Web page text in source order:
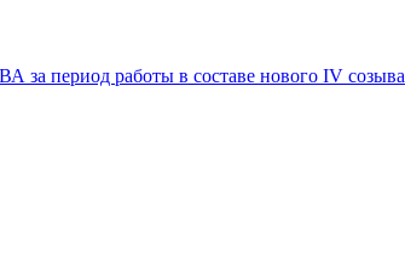
период работы в составе нового IV созыва